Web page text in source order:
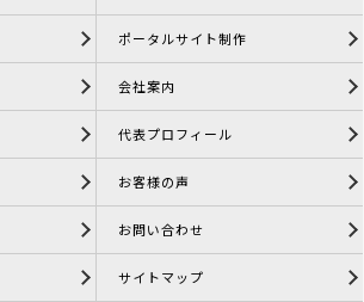
ポータルサイト制作
会社案内
代表プロフィール
お客様の声
お問い合わせ
サイトマップ